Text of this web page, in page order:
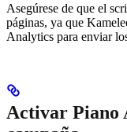
Asegúrese de que el
páginas, ya que
Analytics para enviar
Activar Piano